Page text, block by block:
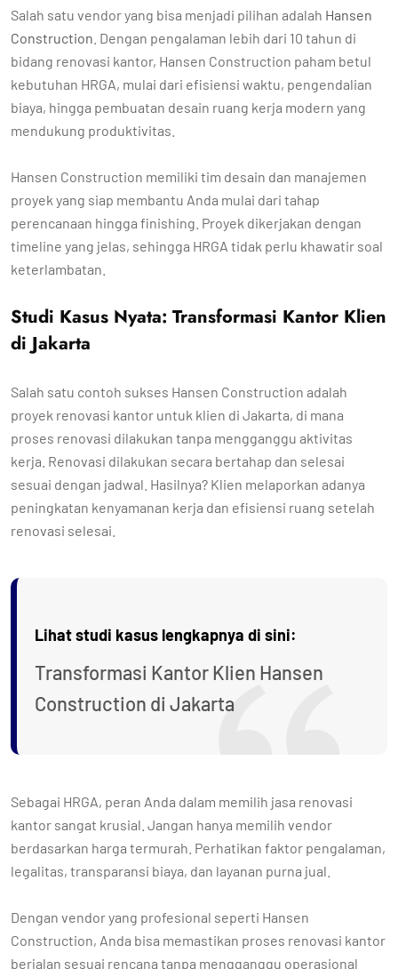
Salah satu vendor yang bisa menjadi pilihan adalah Hansen
Construction . Dengan pengalaman lebih dari 10 tahun di
bidang renovasi kantor, Hansen Construction paham betul
kebutuhan HRGA, mulai dari efisiensi waktu, pengendalian
biaya, hingga pembuatan desain ruang kerja modern yang
mendukung produktivitas.
Hansen Construction memiliki tim desain dan manajemen
proyek yang siap membantu Anda mulai dari tahap
perencanaan hingga finishing. Proyek dikerjakan dengan
timeline yang jelas, sehingga HRGA tidak perlu khawatir soal
keterlambatan.
Studi Kasus Nyata: Transformasi Kantor Klien
di Jakarta
Salah satu contoh sukses Hansen Construction adalah
proyek renovasi kantor untuk klien di Jakarta, di mana
proses renovasi dilakukan tanpa mengganggu aktivitas
kerja. Renovasi dilakukan secara bertahap dan selesai
sesuai dengan jadwal. Hasilnya? Klien melaporkan adanya
peningkatan kenyamanan kerja dan efisiensi ruang setelah
renovasi selesai.
Lihat studi kasus lengkapnya di sini:
Transformasi Kantor Klien Hansen
Construction di Jakarta
Sebagai HRGA, peran Anda dalam memilih jasa renovasi
kantor sangat krusial. Jangan hanya memilih vendor
berdasarkan harga termurah. Perhatikan faktor pengalaman,
legalitas, transparansi biaya, dan layanan purna jual.
Dengan vendor yang profesional seperti Hansen
Construction, Anda bisa memastikan proses renovasi kantor
berjalan sesuai rencana tanpa mengganggu operasional